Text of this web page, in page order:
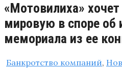
«Мотовилиха»
мировую в споре об
мемориала из ее
Банкротство компаний,